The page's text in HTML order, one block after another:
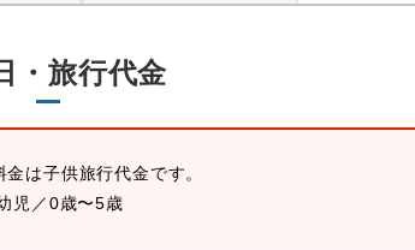
・旅行代金
は子供旅行代金です。
児／0歳〜5歳